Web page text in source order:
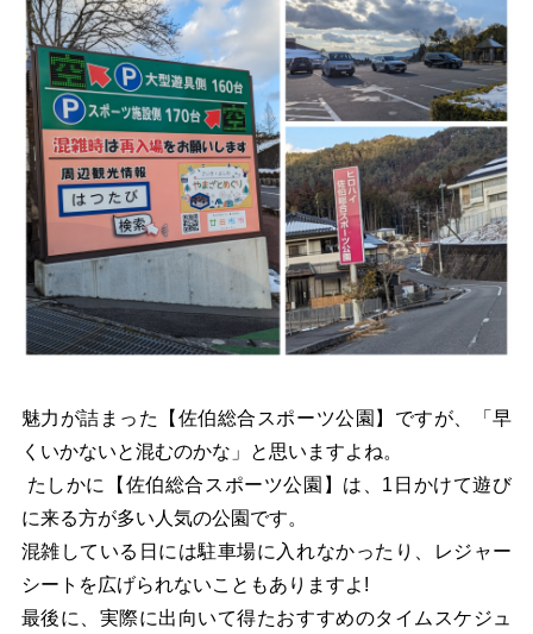
魅力が詰まった【佐伯総合スポーツ公園】ですが、「早
くいかないと混むのかな」と思いますよね。
たしかに【佐伯総合スポーツ公園】は、1日かけて遊び
に来る方が多い人気の公園です。
混雑している日には駐車場に入れなかったり、レジャー
シートを広げられないこともありますよ!
最後に、実際に出向いて得たおすすめのタイムスケジュ